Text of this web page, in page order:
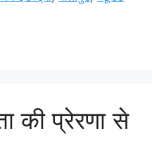
की प्रेरणा से